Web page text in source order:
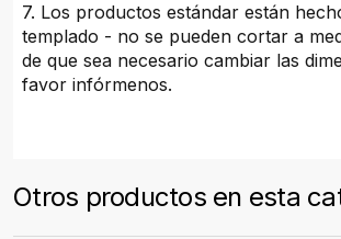
7. Los productos estándar están
templado - no se pueden cortar a
de que sea necesario cambiar las
favor infórmenos.
Otros productos en esta